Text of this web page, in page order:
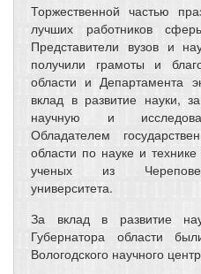
Торжественной частью
лучших работников
Представители вузов и
получили грамоты и
области и Департамента
вклад в развитие науки,
научную и
Обладателем
области по науке и
ученых из
университета.
За вклад в развитие
Губернатора области
Вологодского научного